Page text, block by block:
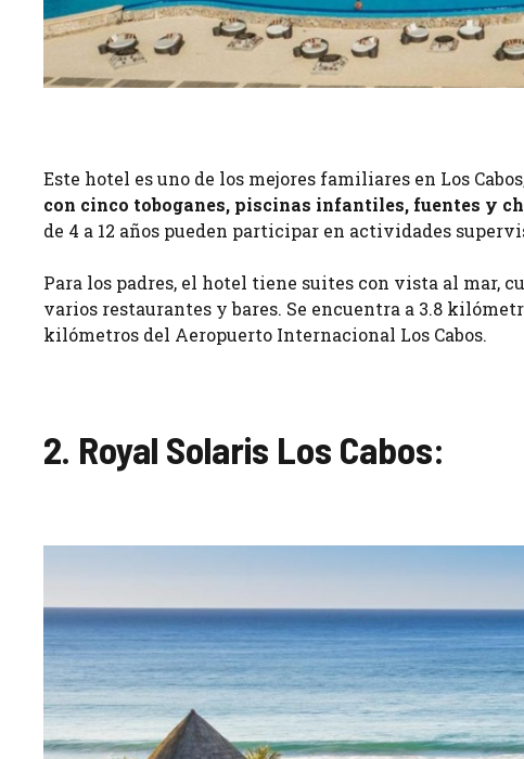
Este hotel es uno de los mejores familiares en Los
con cinco toboganes, piscinas infantiles, fuentes y
de 4 a 12 años pueden participar en actividades
Para los padres, el hotel tiene suites con vista al mar,
varios restaurantes y bares. Se encuentra a 3.8
kilómetros del Aeropuerto Internacional Los Cabos.
2. Royal Solaris Los Cabos: